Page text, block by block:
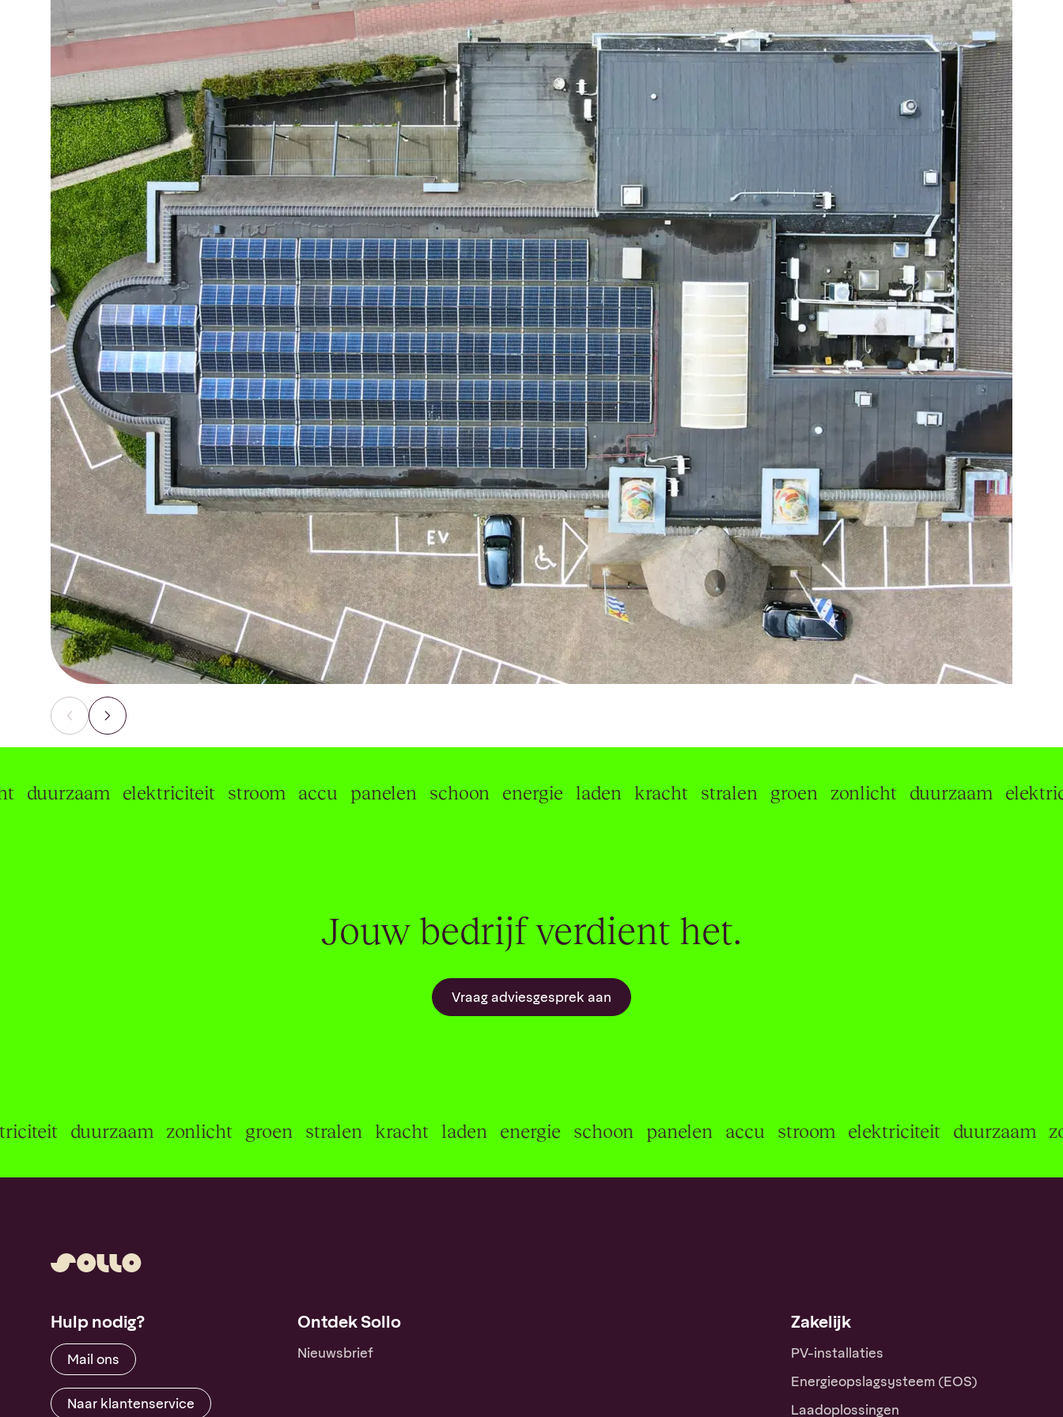
elektriciteit stroom accu panelen schoon energie laden kracht stralen groen zonlicht duurzaam elektriciteit
Jouw bedrijf verdient het.
Vraag adviesgesprek aan
elektriciteit
stroom
accu
panelen
schoon
energie
laden
kracht
stralen
groen
zonlicht
duurzaam
elektriciteit
Hulp nodig?
Mail ons
Naar klantenservice
Ontdek Sollo
Nieuwsbrief
Zakelijk
PV-installaties
Energieopslagsysteem (EOS)
Laadoplossingen